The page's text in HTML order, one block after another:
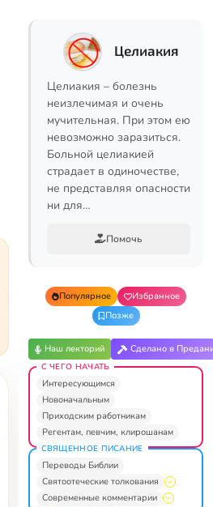
Целиакия
Целиакия – болезнь
неизлечимая и очень
мучительная. При этом ею
невозможно заразиться.
Больной целиакией
страдает в одиночестве,
не представляя опасности
ни для…
Помочь
Популярное
Избранное
Позже
Наш лекторий Сделано в
С ЧЕГО НАЧАТЬ
Интересующимся
Новоначальным
Приходским работникам
Регентам, певчим, клирошанам
СВЯЩЕННОЕ ПИСАНИЕ
Переводы Библии
Святоотеческие толкования
Современные комментарии